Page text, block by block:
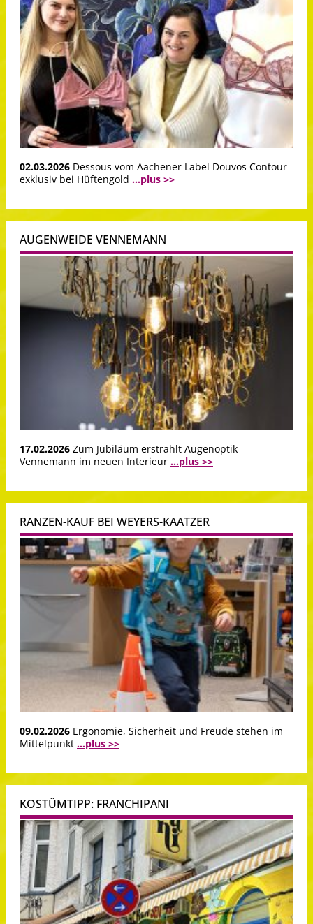
02.03.2026 Dessous vom Aachener Label Douvos Contour
exklusiv bei Hüftengold ...plus >>
AUGENWEIDE VENNEMANN
17.02.2026 Zum Jubiläum erstrahlt Augenoptik
Vennemann im neuen Interieur ...plus >>
RANZEN-KAUF BEI WEYERS-KAATZER
09.02.2026 Ergonomie, Sicherheit und Freude stehen im
Mittelpunkt ...plus >>
KOSTÜMTIPP: FRANCHIPANI